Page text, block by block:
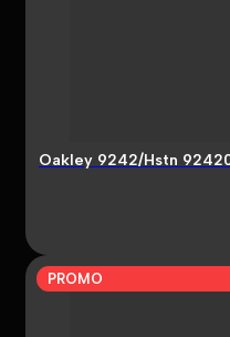
Oakley 9242/Hstn
PROMO